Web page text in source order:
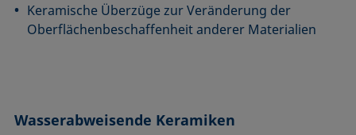
Keramische Überzüge zur Veränderung der
Oberflächenbeschaffenheit anderer Materialien
Wasserabweisende Keramiken